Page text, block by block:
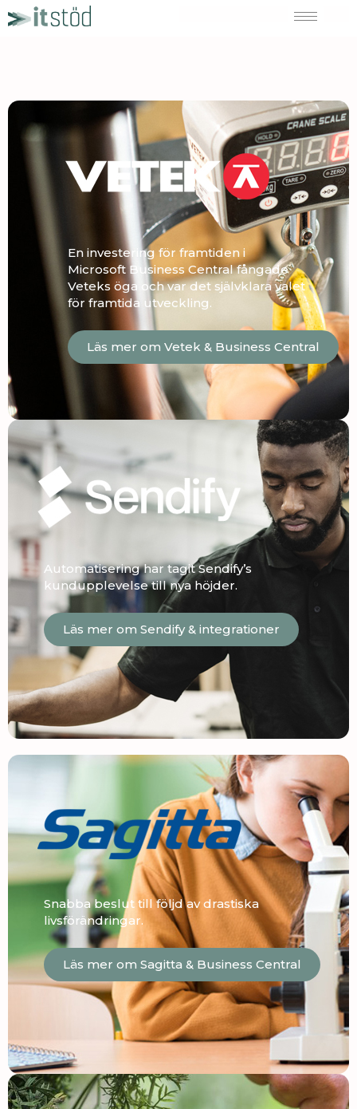
till
En investering för framtiden i
Microsoft Business Central fångade
Veteks öga och var det självklara valet
för framtida utveckling.
Läs mer om Vetek & Business Central
Automatisering har tagit Sendify’s
kundupplevelse till nya höjder.
Läs mer om Sendify & integrationer
Snabba beslut till följd av drastiska
livsförändringar.
Läs mer om Sagitta & Business Central